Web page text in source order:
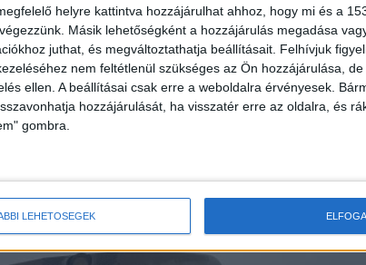
helyre kattintva hozzájárulhat ahhoz, hogy mi és a
Másik lehetőségként a hozzájárulás megadása
juthat, és megváltoztathatja beállításait. Felhívjuk
nem feltétlenül szükséges az Ön hozzájárulása,
ellen. A beállításai csak erre a weboldalra érvényesek.
hozzájárulását, ha visszatér erre az oldalra, és
gombra.
LEHETŐSÉGEK
személyvonat (36416) Tiszalök
traktorral ütközött össze, a balesetben a
senki.